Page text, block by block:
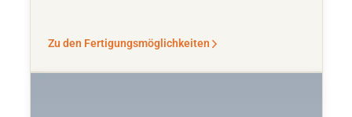
Zu den Fertigungsmöglichkeiten